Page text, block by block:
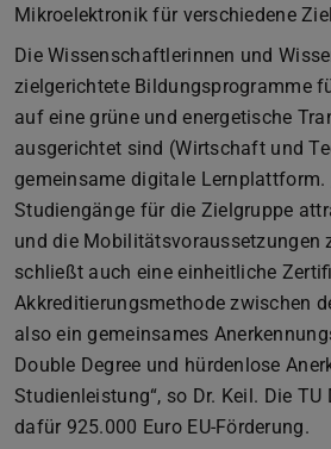
Mikroelektronik für verschiedene
Die Wissenschaftlerinnen und
zielgerichtete Bildungsprogramme
auf eine grüne und energetische
ausgerichtet sind (Wirtschaft und
gemeinsame digitale Lernplattform.
Studiengänge für die Zielgruppe
und die Mobilitätsvoraussetzungen
schließt auch eine einheitliche
Akkreditierungsmethode zwischen
also ein gemeinsames
Double Degree und hürdenlose
Studienleistung“, so Dr. Keil. Die
dafür 925.000 Euro EU-Förderung.